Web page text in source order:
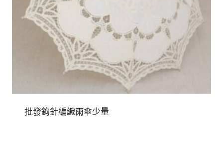
批發鉤針編織雨傘少量